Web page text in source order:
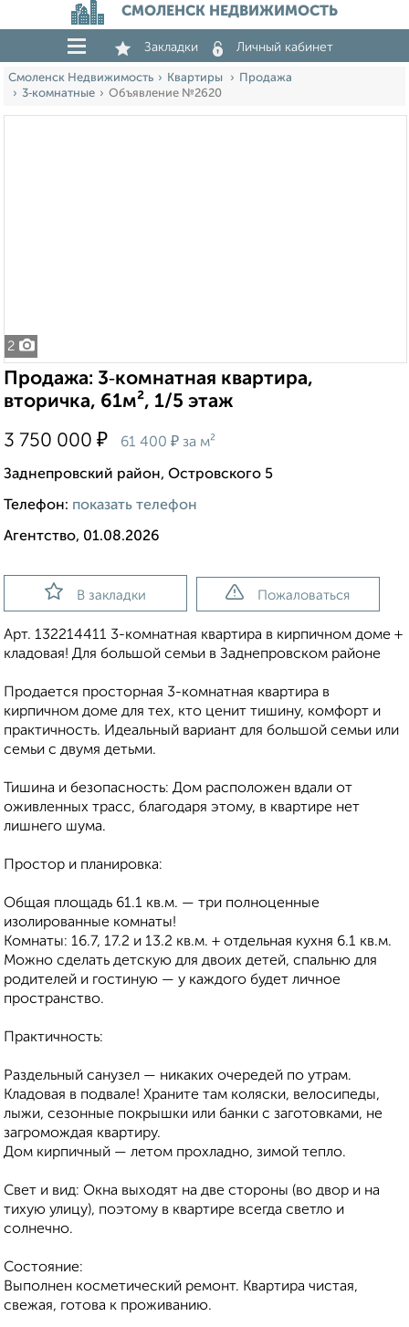
СМОЛЕНСК НЕДВИЖИМОСТЬ
Закладки Личный кабинет
Смоленск Недвижимость Квартиры
Продажа
3‑комнатные
Объявление №2620
2
Продажа: 3‑комнатная квартира,
вторичка, 61м², 1/5 этаж
3 750 000 ₽ 61 400 ₽ за м²
Заднепровский район, Островского 5
Телефон: показать телефон
Агентство, 01.08.2026
В закладки Пожаловаться
Арт. 132214411 3-комнатная квартира в кирпичном доме +
кладовая! Для большой семьи в Заднепровском районе
Продается просторная 3-комнатная квартира в
кирпичном доме для тех, кто ценит тишину, комфорт и
практичность. Идеальный вариант для большой семьи или
семьи с двумя детьми.
Тишина и безопасность: Дом расположен вдали от
оживленных трасс, благодаря этому, в квартире нет
лишнего шума.
Простор и планировка:
Общая площадь 61.1 кв.м. — три полноценные
изолированные комнаты!
Комнаты: 16.7, 17.2 и 13.2 кв.м. + отдельная кухня 6.1 кв.м.
Можно сделать детскую для двоих детей, спальню для
родителей и гостиную — у каждого будет личное
пространство.
Практичность:
Раздельный санузел — никаких очередей по утрам.
Кладовая в подвале! Храните там коляски, велосипеды,
лыжи, сезонные покрышки или банки с заготовками, не
загромождая квартиру.
Дом кирпичный — летом прохладно, зимой тепло.
Свет и вид: Окна выходят на две стороны (во двор и на
тихую улицу), поэтому в квартире всегда светло и
солнечно.
Состояние:
Выполнен косметический ремонт. Квартира чистая,
свежая, готова к проживанию.